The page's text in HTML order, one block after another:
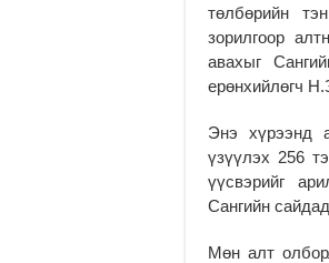
төлбөрийн
зорилгоор
авахыг
ерөнхийлөгч
Энэ хүрээнд
үзүүлэх 256
үүсвэрийг
Сангийн
Мөн алт